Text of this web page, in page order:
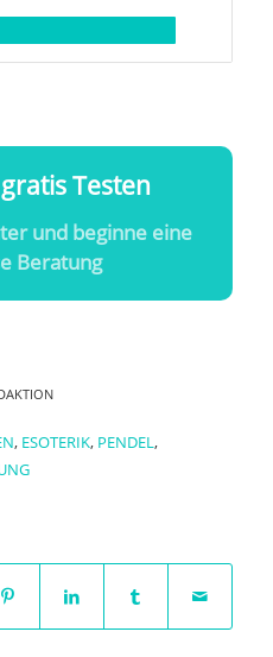
Testen
und beginne eine
Beratung
, ESOTERIK, PENDEL,